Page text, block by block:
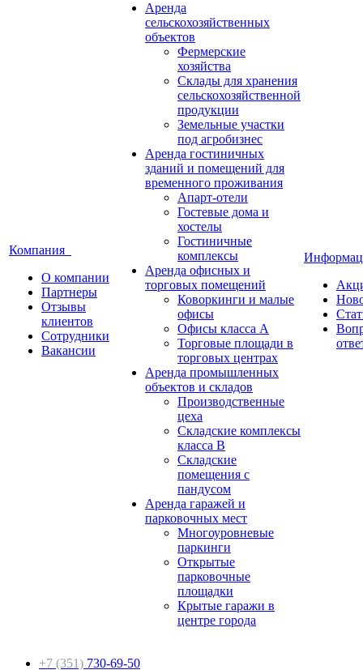
Компания
О компании
Партнеры
Отзывы
клиентов
Сотрудники
Вакансии
Аренда
сельскохозяйственных
объектов
Фермерские
хозяйства
Склады для хранения
сельскохозяйственной
продукции
Земельные участки
под агробизнес
Аренда гостиничных
зданий и помещений для
временного проживания
Апарт-отели
Гостевые дома и
хостелы
Гостиничные
комплексы
Аренда офисных и
торговых помещений
Коворкинги и малые
офисы
Офисы класса А
Торговые площади в
торговых центрах
Аренда промышленных
объектов и складов
Производственные
цеха
Складские комплексы
класса B
Складские
помещения с
пандусом
Аренда гаражей и
парковочных мест
Многоуровневые
паркинги
Открытые
парковочные
площадки
Крытые гаражи в
центре города
+7 (351) 730-69-50